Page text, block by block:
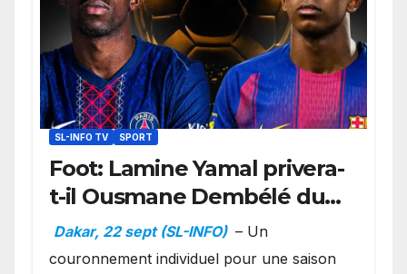
SL-INFO TV SPORT
Foot: Lamine Yamal privera-
t-il Ousmane Dembélé du
Ballon d’or ?
Dakar, 22 sept (SL-INFO) – Un
couronnement individuel pour une saison